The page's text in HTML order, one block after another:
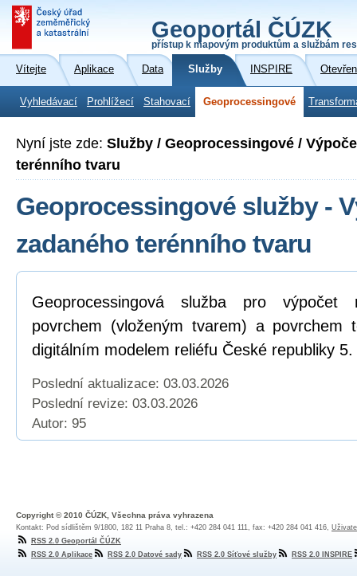
Geoportál ČÚZK
přístup k mapovým produktům a službám
Vítejte Aplikace Data Služby INSPIRE
Vyhledávací Prohlížecí Stahovací Geoprocessingové
Nyní jste zde: Služby / Geoprocessingové /
terénního tvaru
Geoprocessingové služby -
zadaného terénního tvaru
Geoprocessingová služba pro výpočet
povrchem (vloženým tvarem) a povrchem
digitálním modelem reliéfu České republiky
Poslední aktualizace: 03.03.2026
Poslední revize: 03.03.2026
Autor: 95
Copyright © 2010 ČÚZK, Všechna práva vyhrazena
Kontakt: Pod sídlištěm 9/1800, 182 11 Praha 8, tel.: +420 284 041 111, fax: +420 284 041 416,
RSS 2.0 Geoportál ČÚZK
RSS 2.0 Aplikace
RSS 2.0 Datové sady RSS 2.0 Síťové služby RSS 2.0 INSPIRE